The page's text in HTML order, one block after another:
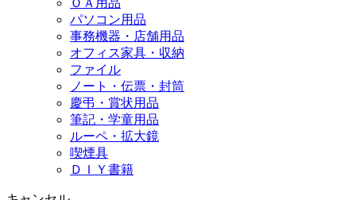
ＯＡ用品
パソコン用品
事務機器・店舗用品
オフィス家具・収納
ファイル
ノート・伝票・封筒
慶弔・賞状用品
筆記・学童用品
ルーペ・拡大鏡
喫煙具
ＤＩＹ書籍